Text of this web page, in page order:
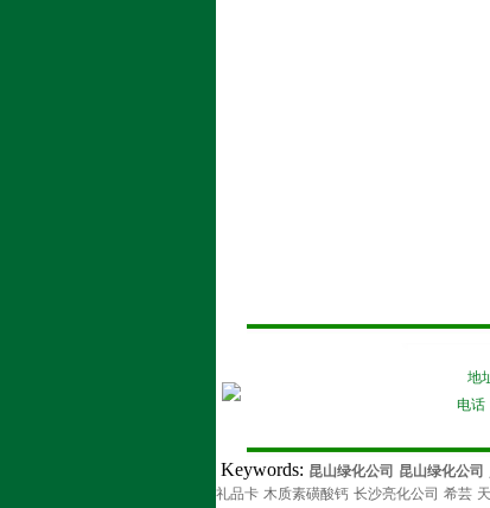
地
电话
Keywords: 昆山绿化公司 昆山绿化公司
礼品卡 木质素磺酸钙 长沙亮化公司 希芸